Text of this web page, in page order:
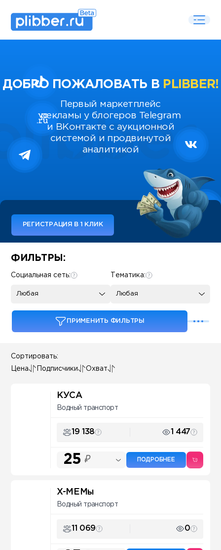
ДОБРО ПОЖАЛОВАТЬ В PLIBBER!
Первый маркетплейс
рекламы у блогеров Telegram
и ВКонтакте с аукционной
системой и продвинутой
аналитикой
РЕГИСТРАЦИЯ В 1 КЛИК
Some SEO Title
ФИЛЬТРЫ:
Тематика:
Любая
Социальная сеть:
Любая
ПРИМЕНИТЬ ФИЛЬТРЫ
Сортировать:
Цена Подписчики Охват
КУСА
Водный транспорт
19 138 1 447
25 ₽ ПОДРОБНЕЕ
X-МЕМы
Водный транспорт
11 069 0